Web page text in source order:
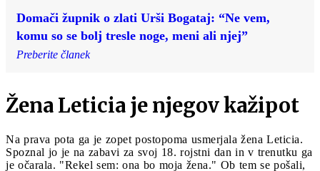
Domači župnik o zlati Urši Bogataj: “Ne vem,
komu so se bolj tresle noge, meni ali njej”
Preberite članek
Žena Leticia je njegov kažipot
Na prava pota ga je zopet postopoma usmerjala žena Leticia.
Spoznal jo je na zabavi za svoj 18. rojstni dan in v trenutku ga
je očarala. "Rekel sem: ona bo moja žena." Ob tem se pošali,